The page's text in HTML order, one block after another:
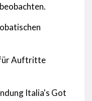
für Auftritte
Italia's Got